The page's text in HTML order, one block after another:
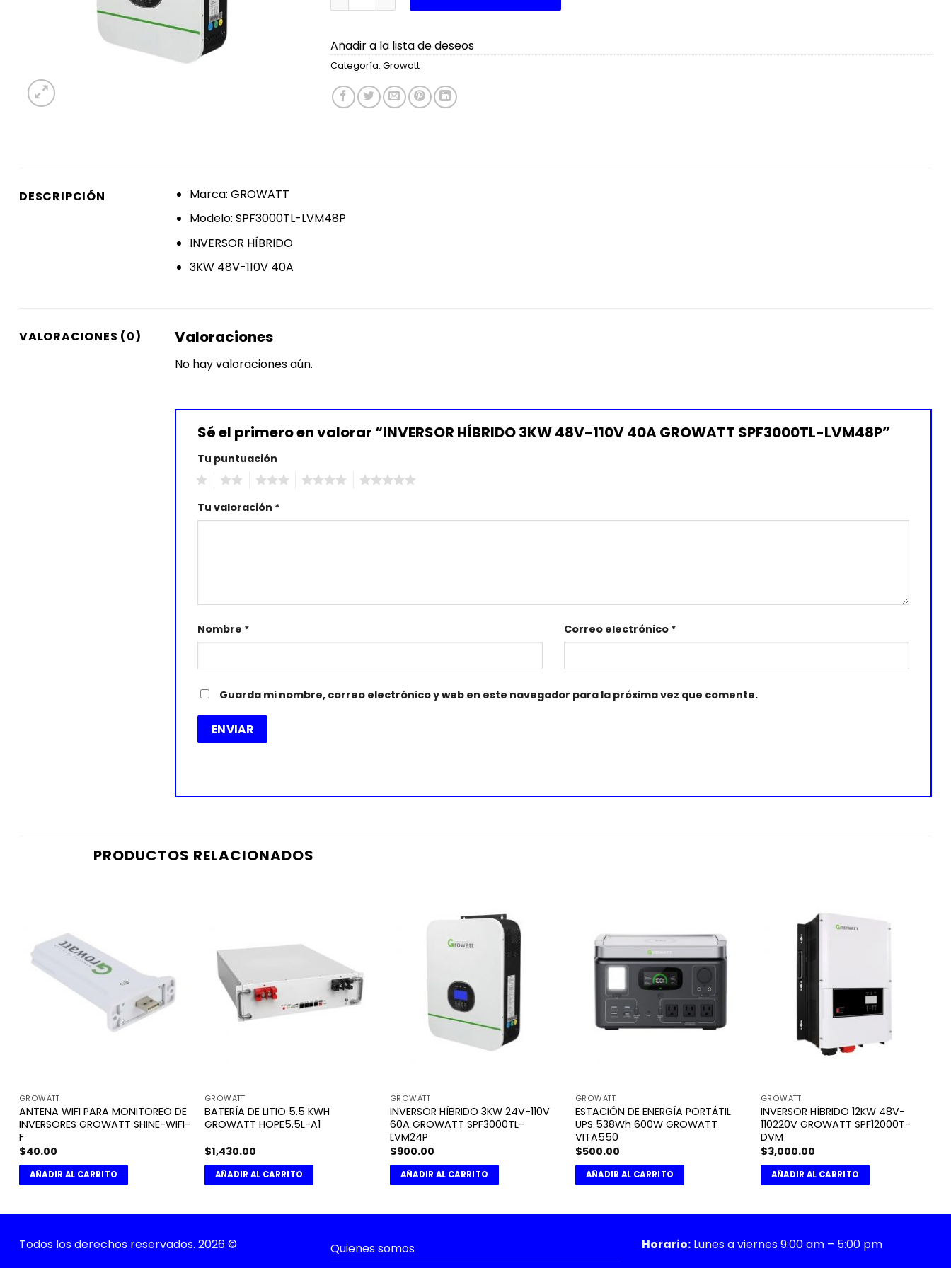
Añadir a la lista de deseos
Categoría: Growatt
DESCRIPCIÓN
Marca: GROWATT
Modelo: SPF3000TL-LVM48P
INVERSOR HÍBRIDO
3KW 48V-110V 40A
VALORACIONES (0) Valoraciones
No hay valoraciones aún.
Sé el primero en valorar “INVERSOR HÍBRIDO 3KW 48V-110V 40A GROWATT SPF3000TL-LVM48P”
Tu puntuación
Tu valoración *
Nombre * Correo electrónico *
Guarda mi nombre, correo electrónico y web en este navegador para la próxima vez que comente.
PRODUCTOS RELACIONADOS
GROWATT
ANTENA WIFI PARA MONITOREO DE
INVERSORES GROWATT SHINE-WIFI-
F
$40.00
AÑADIR AL CARRITO
GROWATT
BATERÍA DE LITIO 5.5 KWH
GROWATT HOPE5.5L-A1
$1,430.00
AÑADIR AL CARRITO
deseos
GROWATT
INVERSOR HÍBRIDO 3KW 24V-110V
60A GROWATT SPF3000TL-
LVM24P
$900.00
AÑADIR AL CARRITO
lista de
deseos
GROWATT
ESTACIÓN DE ENERGÍA PORTÁTIL
UPS 538Wh 600W GROWATT
VITA550
$500.00
AÑADIR AL CARRITO
GROWATT
INVERSOR HÍBRIDO 12KW 48V-
110220V GROWATT SPF12000T-
DVM
$3,000.00
AÑADIR AL CARRITO
Todos los derechos reservados. 2026 ©
Quienes somos
Horario:Lunes a viernes 9:00 am – 5:00 pm